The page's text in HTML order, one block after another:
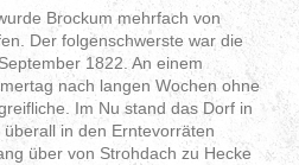
Brockum mehrfach von
Der folgenschwerste war die
1822. An einem
nach langen Wochen ohne
Im Nu stand das Dorf in
in den Erntevorräten
über von Strohdach zu Hecke